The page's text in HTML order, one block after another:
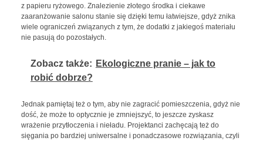
z papieru ryżowego. Znalezienie złotego środka i ciekawe
zaaranżowanie salonu stanie się dzięki temu łatwiejsze, gdyż znika
wiele ograniczeń związanych z tym, że dodatki z jakiegoś materiału
nie pasują do pozostałych.
Zobacz także: Ekologiczne pranie – jak to
robić dobrze?
Jednak pamiętaj też o tym, aby nie zagracić pomieszczenia, gdyż nie
dość, że może to optycznie je zmniejszyć, to jeszcze zyskasz
wrażenie przytłoczenia i nieładu. Projektanci zachęcają też do
sięgania po bardziej uniwersalne i ponadczasowe rozwiązania, czyli